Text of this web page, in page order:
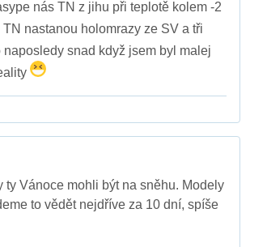
nás TN z jihu při teplotě kolem -2
nastanou holomrazy ze SV a tři
snad když jsem byl malej
Vánoce mohli být na sněhu. Modely
to vědět nejdříve za 10 dní, spíše